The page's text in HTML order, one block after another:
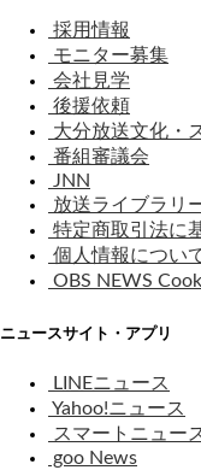
採用情報
モニター募集
会社見学
後援依頼
大分放送文化・
番組審議会
JNN
放送ライブラリ
特定商取引法に
個人情報につい
OBS NEWS
ニュースサイト・アプリ
LINEニュース
Yahoo!ニュース
スマートニュー
goo News